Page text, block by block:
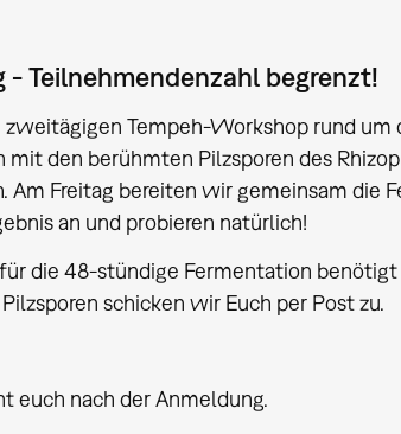
Teilnehmendenzahl begrenzt!
zweitägigen Tempeh-Workshop rund
den berühmten Pilzsporen des
Am Freitag bereiten wir gemeinsam die
an und probieren natürlich!
die 48-stündige Fermentation
schicken wir Euch per Post zu.
euch nach der Anmeldung.